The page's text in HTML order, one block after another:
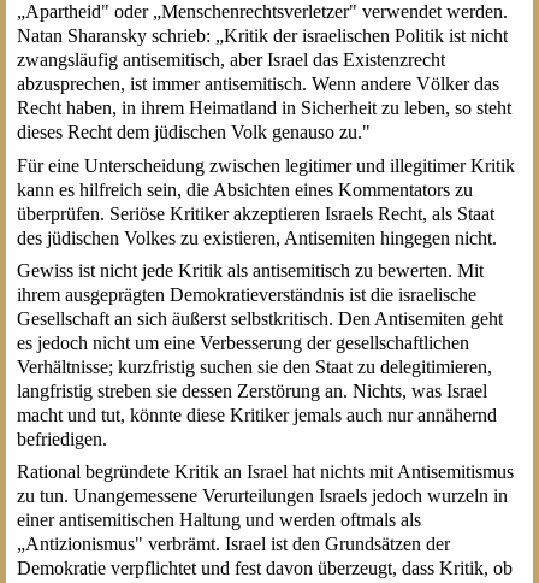
„Apartheid" oder „Menschenrechtsverletzer" verwendet werden.
Natan Sharansky schrieb: „Kritik der israelischen Politik ist nicht
zwangsläufig antisemitisch, aber Israel das Existenzrecht
abzusprechen, ist immer antisemitisch. Wenn andere Völker das
Recht haben, in ihrem Heimatland in Sicherheit zu leben, so steht
dieses Recht dem jüdischen Volk genauso zu."
Für eine Unterscheidung zwischen legitimer und illegitimer Kritik
kann es hilfreich sein, die Absichten eines Kommentators zu
überprüfen. Seriöse Kritiker akzeptieren Israels Recht, als Staat
des jüdischen Volkes zu existieren, Antisemiten hingegen nicht.
Gewiss ist nicht jede Kritik als antisemitisch zu bewerten. Mit
ihrem ausgeprägten Demokratieverständnis ist die israelische
Gesellschaft an sich äußerst selbstkritisch. Den Antisemiten geht
es jedoch nicht um eine Verbesserung der gesellschaftlichen
Verhältnisse; kurzfristig suchen sie den Staat zu delegitimieren,
langfristig streben sie dessen Zerstörung an. Nichts, was Israel
macht und tut, könnte diese Kritiker jemals auch nur annähernd
befriedigen.
Rational begründete Kritik an Israel hat nichts mit Antisemitismus
zu tun. Unangemessene Verurteilungen Israels jedoch wurzeln in
einer antisemitischen Haltung und werden oftmals als
„Antizionismus" verbrämt. Israel ist den Grundsätzen der
Demokratie verpflichtet und fest davon überzeugt, dass Kritik, ob